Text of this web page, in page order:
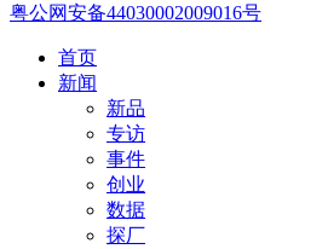
粤公网安备44030002009016号
首页
新闻
新品
专访
事件
创业
数据
探厂